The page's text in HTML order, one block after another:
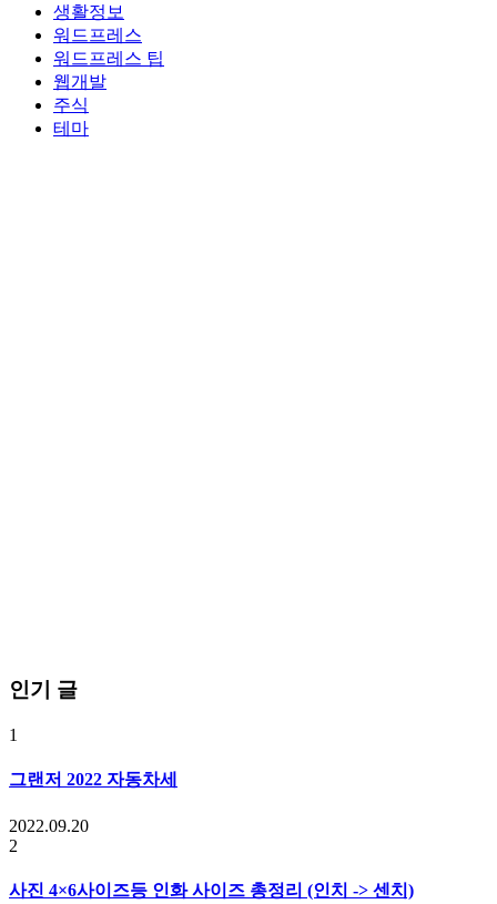
생활정보
워드프레스
워드프레스 팁
웹개발
주식
테마
인기 글
1
그랜저 2022 자동차세
2022.09.20
2
사진 4×6사이즈등 인화 사이즈 총정리 (인치 -> 센치)